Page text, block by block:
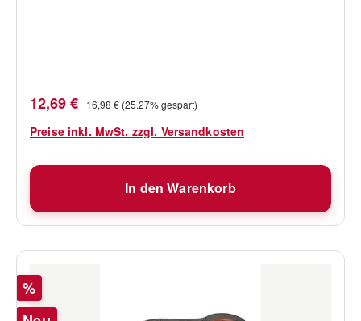
Verkaufspreis:
12,69 € Regulärer Preis:
16,98 € (25.27% gespart)
Preise inkl. MwSt. zzgl. Versandkosten
In den Warenkorb
Rabatt
%